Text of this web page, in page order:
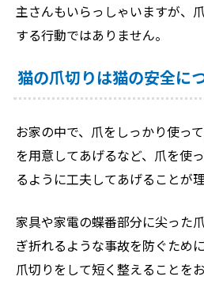
主さんもいらっしゃいますが、
する行動ではありません。
猫の爪切りは猫の安全に
お家の中で、爪をしっかり使っ
を用意してあげるなど、爪を使
るように工夫してあげることが理
家具や家電の蝶番部分に尖った
ぎ折れるような事故を防ぐため
爪切りをして短く整えることを